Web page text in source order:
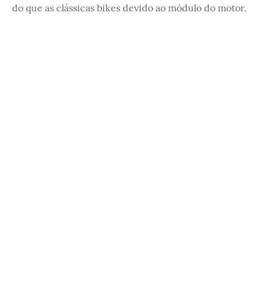
do que as clássicas bikes devido ao módulo do motor.